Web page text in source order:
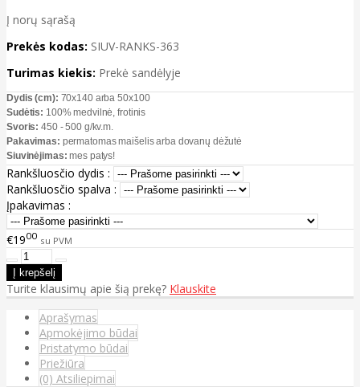
Į norų sąrašą
Prekės kodas: SIUV-RANKS-363
Turimas kiekis: Prekė sandėlyje
Dydis (cm): 70x140 arba 50x100
Sudėtis: 100% medvilnė, frotinis
Svoris: 450 - 500 g/kv.m.
Pakavimas: permatomas maišelis arba dovanų dėžutė
Siuvinėjimas: mes patys!
Rankšluosčio dydis :
Rankšluosčio spalva :
Įpakavimas :
€1900 su PVM
Turite klausimų apie šią prekę? Klauskite
Aprašymas
Apmokėjimo būdai
Pristatymo būdai
Priežiūra
(0) Atsiliepimai